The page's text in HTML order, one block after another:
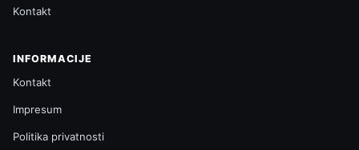
Kontakt
INFORMACIJE
Kontakt
Impresum
Politika privatnosti